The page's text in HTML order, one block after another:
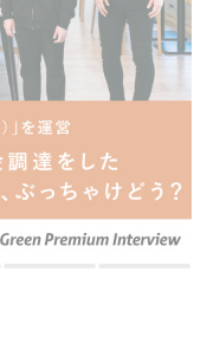
Reserved.
ステム/ネットワーク）の求人
ービス開発プロジェクト等の複数